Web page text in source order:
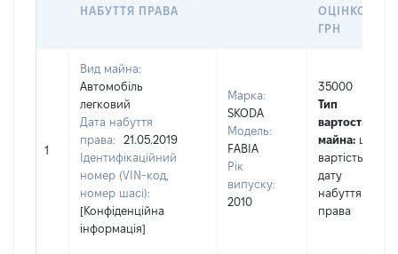
НАБУТТЯ ПРАВА
ОЦІНКОЮ,
ГРН
1
Вид майна:
Автомобіль
легковий
Дата набуття
права:
21.05.2019
Ідентифікаційний
номер (VIN-код,
номер шасі):
[Конфіденційна
інформація]
Марка:
SKODA
Модель:
FABIA
Рік
випуску:
2010
35000
Тип
вартості
майна: це
вартість на
дату
набуття
права